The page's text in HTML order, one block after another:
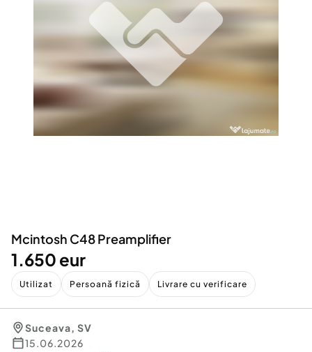
Animale de companie
Afaceri și echipamente profesionale
Inchiriere Bunuri si Vehicule
Utilaje agricole si industriale
Piese auto si accesorii
Dacia Duster
Mcintosh C48 Preamplifier
1.650 eur
Utilizat Persoană fizică Livrare cu verificare
Suceava, SV
15.06.2026